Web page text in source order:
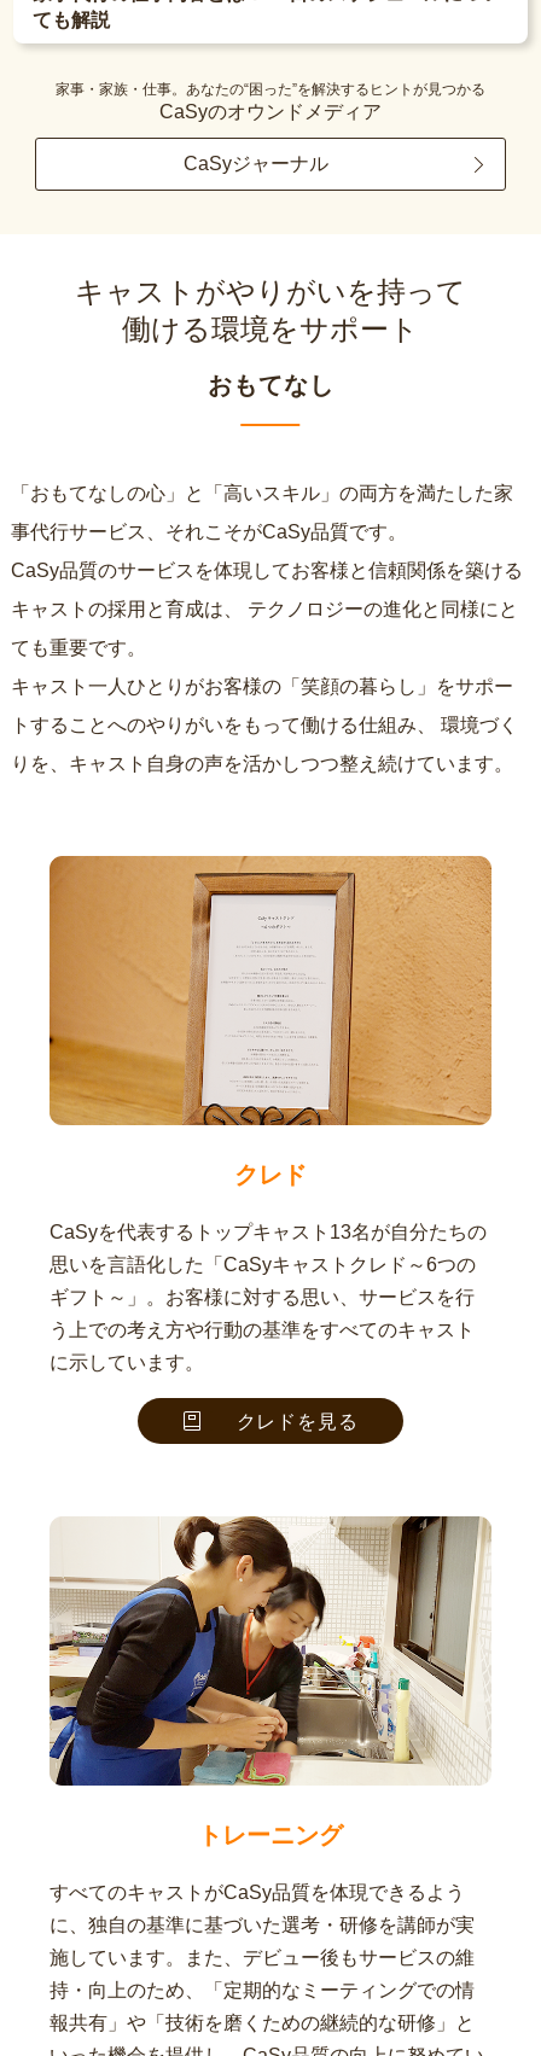
ても解説
家事・家族・仕事。あなたの“困った”を解決するヒントが見つかる
CaSyのオウンドメディア
CaSyジャーナル
キャストがやりがいを持って
働ける環境をサポート
おもてなし
「おもてなしの心」と「高いスキル」の両方を満たした家
事代行サービス、それこそがCaSy品質です。
CaSy品質のサービスを体現してお客様と信頼関係を築ける
キャストの採用と育成は、
ても重要です。
キャスト一人ひとりがお客様の「笑顔の暮らし」をサポー
トすることへのやりがいをもって働ける仕組み、
りを、キャスト自身の声を活かしつつ整え続けています。
クレド
CaSyを代表するトップキャスト13名が自分たちの
思いを言語化した「CaSyキャストクレド～6つの
ギフト～」。お客様に対する思い、サービスを行
う上での考え方や行動の基準をすべてのキャスト
に示しています。
クレドを見る
トレーニング
すべてのキャストがCaSy品質を体現できるよう
に、独自の基準に基づいた選考・研修を講師が実
施しています。また、デビュー後もサービスの維
持・向上のため、「定期的なミーティングでの情
報共有」や「技術を磨くための継続的な研修」と